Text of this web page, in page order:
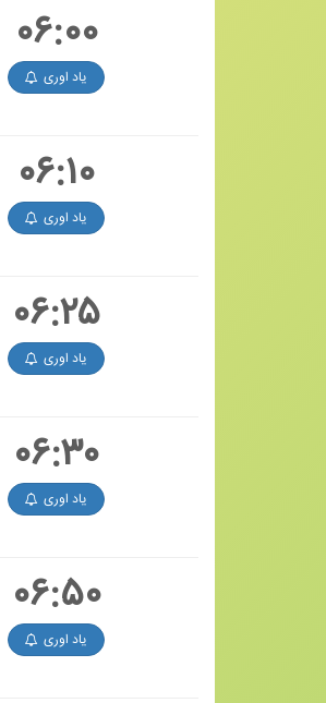
۰۶:۰۰
یاد اوری
۰۶:۱۰
یاد اوری
۰۶:۲۵
یاد اوری
۰۶:۳۰
یاد اوری
۰۶:۵۰
یاد اوری